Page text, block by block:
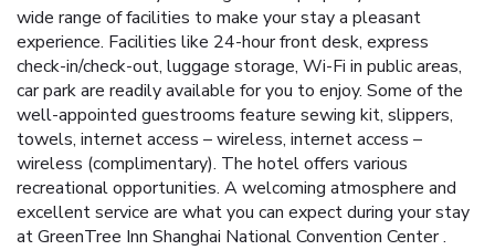
wide range of facilities to make your stay a pleasant
experience. Facilities like 24-hour front desk, express
check-in/check-out, luggage storage, Wi-Fi in public areas,
car park are readily available for you to enjoy. Some of the
well-appointed guestrooms feature sewing kit, slippers,
towels, internet access – wireless, internet access –
wireless (complimentary). The hotel offers various
recreational opportunities. A welcoming atmosphere and
excellent service are what you can expect during your stay
at GreenTree Inn Shanghai National Convention Center .